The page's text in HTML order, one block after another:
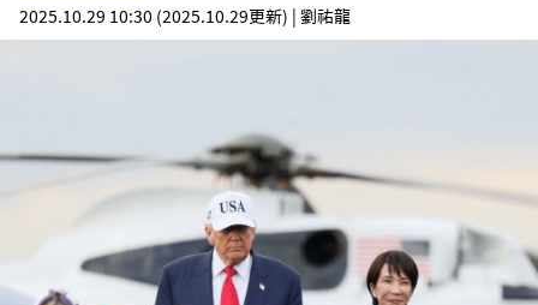
2025.10.29 10:30 (2025.10.29更新) | 劉祐龍